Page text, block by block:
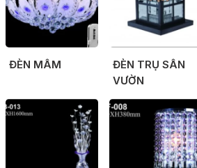
ĐÈN MÂM
ĐÈN TRỤ SÂN
VƯỜN